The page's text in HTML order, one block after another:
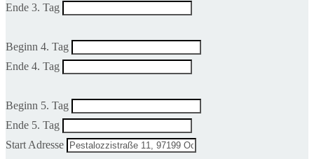
Ende 3. Tag
Beginn 4. Tag
Ende 4. Tag
Beginn 5. Tag
Ende 5. Tag
Start Adresse